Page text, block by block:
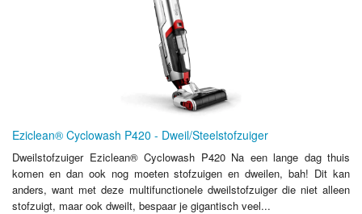
Eziclean® Cyclowash P420 - Dweil/Steelstofzuiger
Dweilstofzuiger Eziclean® Cyclowash P420 Na een lange dag thuis
komen en dan ook nog moeten stofzuigen en dweilen, bah! Dit kan
anders, want met deze multifunctionele dweilstofzuiger die niet alleen
stofzuigt, maar ook dweilt, bespaar je gigantisch veel...